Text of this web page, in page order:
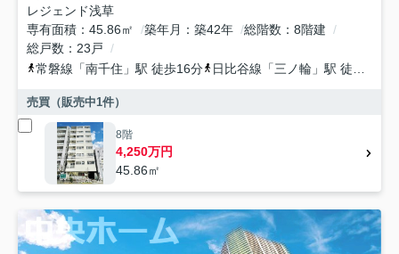
レジェンド浅草
専有面積
45.86㎡ 築年月 築42年 総階数
8階建
総戸数
23戸
常磐線 「南千住 」駅 徒歩16分 日比谷線 「三ノ輪 」駅 徒歩19分
売買（販売中1件）
8階
4,250万円
45.86㎡